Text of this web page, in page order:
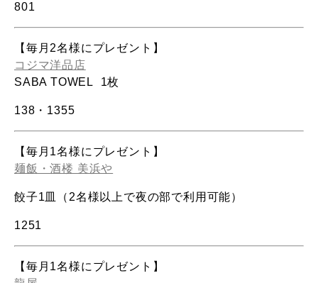
801
【毎月2名様にプレゼント】
コジマ洋品店
SABA TOWEL 1枚
138・1355
【毎月1名様にプレゼント】
麺飯・酒楼 美浜や
餃子1皿（2名様以上で夜の部で利用可能）
1251
【毎月1名様にプレゼント】